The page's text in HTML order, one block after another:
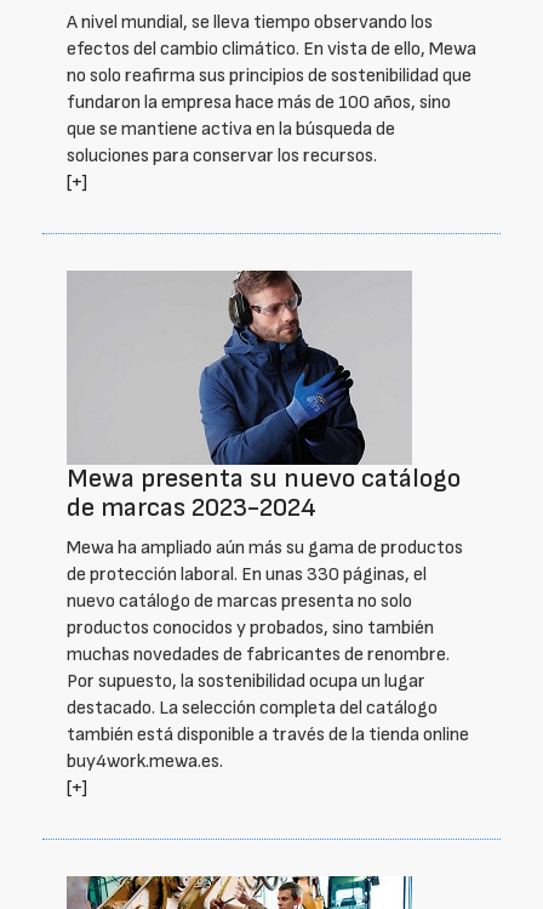
A nivel mundial, se lleva tiempo observando los
efectos del cambio climático. En vista de ello, Mewa
no solo reafirma sus principios de sostenibilidad que
fundaron la empresa hace más de 100 años, sino
que se mantiene activa en la búsqueda de
soluciones para conservar los recursos.
[+]
Mewa presenta su nuevo catálogo
de marcas 2023-2024
Mewa ha ampliado aún más su gama de productos
de protección laboral. En unas 330 páginas, el
nuevo catálogo de marcas presenta no solo
productos conocidos y probados, sino también
muchas novedades de fabricantes de renombre.
Por supuesto, la sostenibilidad ocupa un lugar
destacado. La selección completa del catálogo
también está disponible a través de la tienda online
buy4work.mewa.es.
[+]